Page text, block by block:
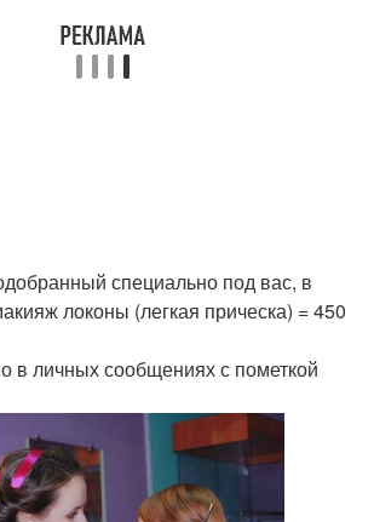
специально под вас, в
локоны (легкая прическа) = 450
в личных сообщениях с пометкой